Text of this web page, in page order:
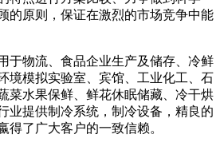
的原则，保证在激烈的市场竞争中能
于物流、食品企业生产及储存、冷鲜
境模拟实验室、宾馆、工业化工、石
菜水果保鲜、鲜花休眠储藏、冷干烘
业提供制冷系统，制冷设备，精良的
得了广大客户的一致信赖。